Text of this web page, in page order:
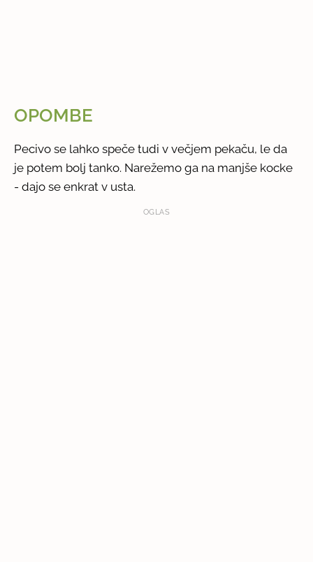
OPOMBE
Pecivo se lahko speče tudi v večjem pekaču, le da
je potem bolj tanko. Narežemo ga na manjše kocke
- dajo se enkrat v usta.
OGLAS